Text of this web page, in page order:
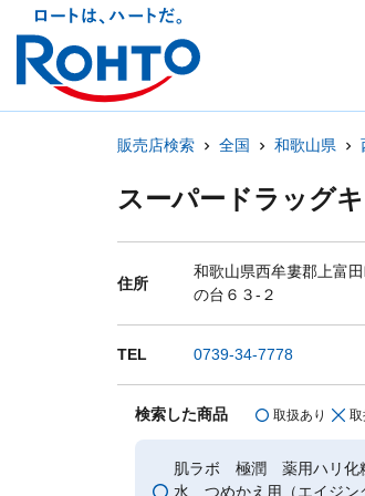
販売店検索 全国 和歌山県
スーパードラッグ
住所
和歌山県西牟婁郡上富
の台６３-２
TEL 0739-34-7778
検索した商品 取扱あり 取
肌ラボ 極潤 薬用ハリ化
水 つめかえ用（エイジン